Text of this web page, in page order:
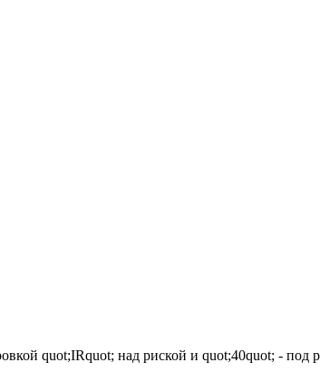
quot;IRquot; над риской и quot;40quot; - под